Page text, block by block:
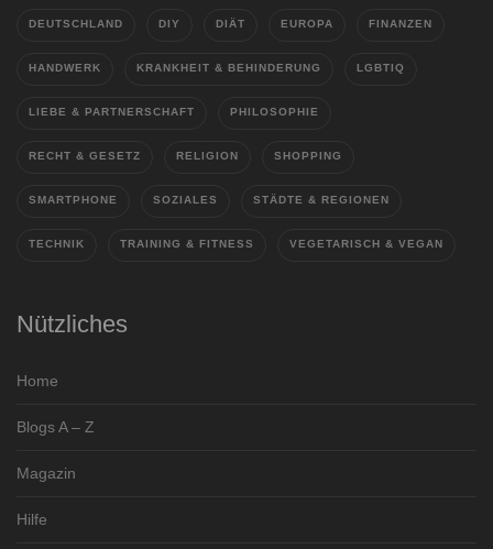
DEUTSCHLAND DIY DIÄT EUROPA FINANZEN
HANDWERK KRANKHEIT & BEHINDERUNG LGBTIQ
LIEBE & PARTNERSCHAFT PHILOSOPHIE
RECHT & GESETZ RELIGION SHOPPING
SMARTPHONE SOZIALES STÄDTE & REGIONEN
TECHNIK TRAINING & FITNESS VEGETARISCH & VEGAN
Nützliches
Home
Blogs A – Z
Magazin
Hilfe